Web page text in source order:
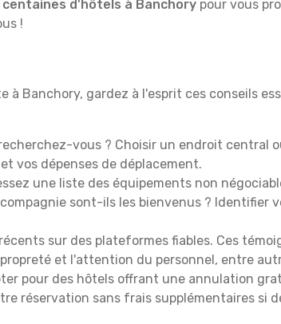
centaines d'hôtels à Banchory pour vous
!
Banchory, gardez à l'esprit ces conseils
vous ? Choisir un endroit central
vos dépenses de déplacement.
une liste des équipements non
sont-ils les bienvenus ? Identifier
sur des plateformes fiables. Ces
et l'attention du personnel, entre
pour des hôtels offrant une annulation
réservation sans frais supplémentaires si